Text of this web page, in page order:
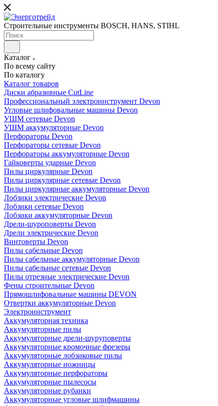
Строительные инструменты BOSCH, HANS, STIHL
Каталог
По всему сайту
По каталогу
Каталог товаров
Диски абразивные CutLine
Профессиональный электроинструмент Devon
Угловые шлифовальные машины Devon
УШМ сетевые Devon
УШМ аккумуляторные Devon
Перфораторы Devon
Перфораторы сетевые Devon
Перфораторы аккумуляторные Devon
Гайковерты ударные Devon
Пилы циркулярные Devon
Пилы циркулярные сетевые Devon
Пилы циркулярные аккумуляторные Devon
Лобзики электрические Devon
Лобзики сетевые Devon
Лобзики аккумуляторные Devon
Дрели-шуроповерты Devon
Дрели электрические Devon
Винтоверты Devon
Пилы сабельные Devon
Пилы сабельные аккумуляторные Devon
Пилы сабельные сетевые Devon
Пилы отрезные электрические Devon
Фены строительные Devon
Прямошлифовальные машины DEVON
Отвертки аккумуляторные Devon
Электроинструмент
Аккумуляторная техника
Аккумуляторные пилы
Аккумуляторные дрели-шуруповерты
Аккумуляторные кромочные фрезеры
Аккумуляторные лобзиковые пилы
Аккумуляторные ножницы
Аккумуляторные перфораторы
Аккумуляторные пылесосы
Аккумуляторные рубанки
Аккумуляторные угловые шлифмашины